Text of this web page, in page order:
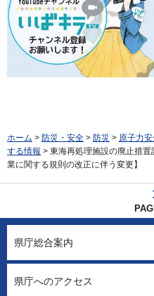
ホーム > 防災・安全 > 防災 > 原子力
する情報 > 東海再処理施設の廃止措
業に関する規則の改正に伴う変更】
県庁総合案内
県庁へのアクセス